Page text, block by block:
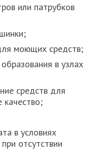
или патрубков
моющих средств;
в узлах
средств для
качество;
в условиях
отсутствии